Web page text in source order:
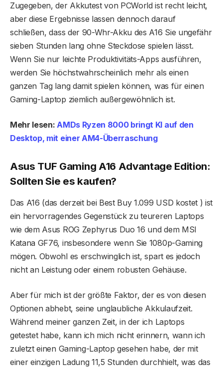
Zugegeben, der Akkutest von PCWorld ist recht leicht,
aber diese Ergebnisse lassen dennoch darauf
schließen, dass der 90-Whr-Akku des A16 Sie ungefähr
sieben Stunden lang ohne Steckdose spielen lässt.
Wenn Sie nur leichte Produktivitäts-Apps ausführen,
werden Sie höchstwahrscheinlich mehr als einen
ganzen Tag lang damit spielen können, was für einen
Gaming-Laptop ziemlich außergewöhnlich ist.
Mehr lesen:AMDs Ryzen 8000 bringt KI auf den
Desktop, mit einer AM4-Überraschung
Asus TUF Gaming A16 Advantage Edition:
Sollten Sie es kaufen?
Das A16 (das derzeit bei Best Buy 1.099 USD kostet ) ist
ein hervorragendes Gegenstück zu teureren Laptops
wie dem Asus ROG Zephyrus Duo 16 und dem MSI
Katana GF76, insbesondere wenn Sie 1080p-Gaming
mögen. Obwohl es erschwinglich ist, spart es jedoch
nicht an Leistung oder einem robusten Gehäuse.
Aber für mich ist der größte Faktor, der es von diesen
Optionen abhebt, seine unglaubliche Akkulaufzeit.
Während meiner ganzen Zeit, in der ich Laptops
getestet habe, kann ich mich nicht erinnern, wann ich
zuletzt einen Gaming-Laptop gesehen habe, der mit
einer einzigen Ladung 11,5 Stunden durchhielt, was das